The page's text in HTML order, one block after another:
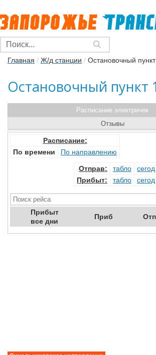
Главная / Ж/д станции / Остановочный
Остановочный пункт
Расписание электричек
Расписание:
По времени
По направлению
Отправ: табло сегод
Прибыт: табло сегод
Прибыт
все дни
Приб
Отзывы